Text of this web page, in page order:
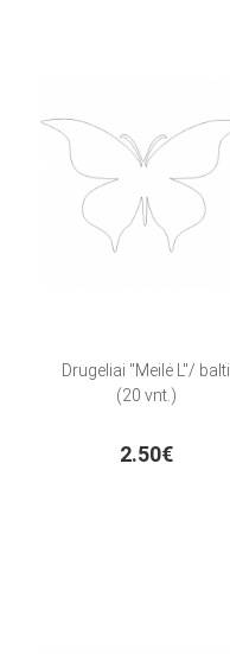
Drugeliai "Meilė L"/ balti
(20 vnt.)
2.50€